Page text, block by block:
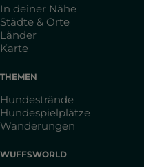
In deiner Nähe
Städte & Orte
Länder
Karte
THEMEN
Hundestrände
Hundespielplätze
Wanderungen
WUFFSWORLD